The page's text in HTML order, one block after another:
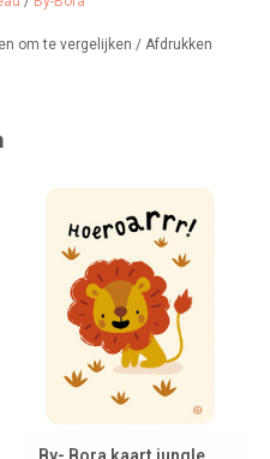
om te vergelijken / Afdrukken
By- Bora kaart jungle